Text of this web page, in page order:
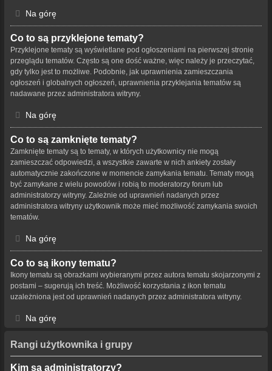
Na górę
Co to są przyklejone tematy?
Przyklejone tematy są wyświetlane pod ogłoszeniami na pierwszej stronie
przeglądu tematów. Często są one dość ważne, więc należy je przeczytać,
gdy tylko jest to możliwe. Podobnie, jak uprawnienia zamieszczania
ogłoszeń i globalnych ogłoszeń, uprawnienia przyklejania tematów są
nadawane przez administratora witryny.
Na górę
Co to są zamknięte tematy?
Zamknięte tematy są to tematy, w których użytkownicy nie mogą
zamieszczać odpowiedzi, a wszystkie zawarte w nich ankiety zostały
automatycznie zakończone w momencie zamykania tematu. Tematy mogą
być zamykane z wielu powodów i robią to moderatorzy forum lub
administratorzy witryny. Zależnie od uprawnień nadanych przez
administratora witryny użytkownik może mieć możliwość zamykania swoich
tematów.
Na górę
Co to są ikony tematu?
Ikony tematu są obrazkami wybieranymi przez autora tematu skojarzonymi z
postami – sugerują ich treść. Możliwość korzystania z ikon tematu
uzależniona jest od uprawnień nadanych przez administratora witryny.
Na górę
Rangi użytkownika i grupy
Kim są administratorzy?